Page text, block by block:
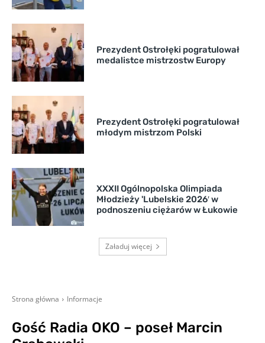
Prezydent Ostrołęki pogratulował
medalistce mistrzostw Europy
Prezydent Ostrołęki pogratulował
młodym mistrzom Polski
XXXII Ogólnopolska Olimpiada
Młodzieży 'Lubelskie 2026′ w
podnoszeniu ciężarów w Łukowie
Załaduj więcej